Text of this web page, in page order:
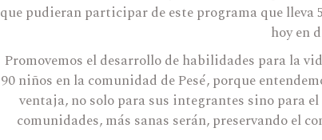
que pudieran participar de este programa que
hoy en
Promovemos el desarrollo de habilidades para la
90 niños en la comunidad de Pesé, porque
ventaja, no solo para sus integrantes sino para
comunidades, más sanas serán, preservando el